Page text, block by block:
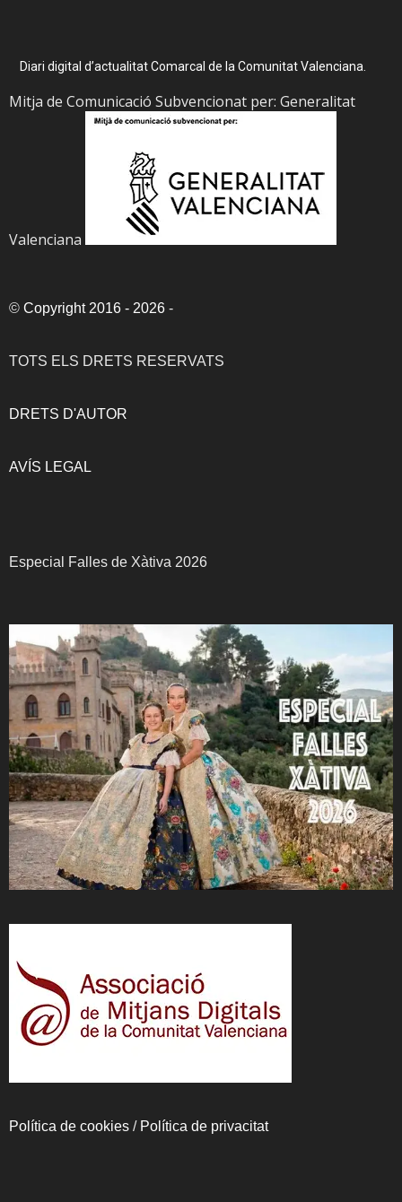
Diari digital d’actualitat Comarcal de la Comunitat Valenciana.
Mitja de Comunicació Subvencionat per: Generalitat
Valenciana
© Copyright 2016 - 2026 -
TOTS ELS DRETS RESERVATS
DRETS D'AUTOR
AVÍS LEGAL
Especial Falles de Xàtiva 2026
Política de cookies / Política de privacitat